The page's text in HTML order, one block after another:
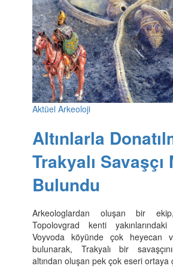
Aktüel Arkeoloji
Altınlarla
Trakyalı Savaşçı
Bulundu
Arkeologlardan oluşan bir ekip,
Topolovgrad kenti
Voyvoda köyünde çok heyecan
bulunarak, Trakyalı bir
altından oluşan pek çok eseri ortaya